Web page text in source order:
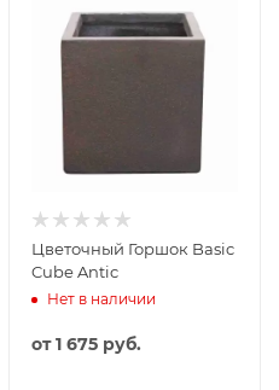
Цветочный Горшок Basic
Cube Antic
Нет в наличии
от1 675 руб.